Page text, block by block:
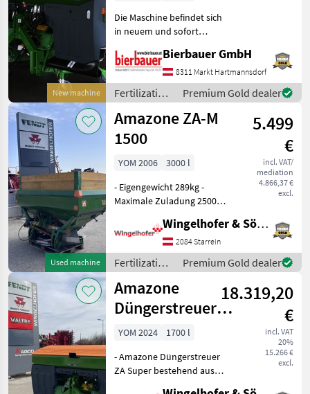
New machine
Die Maschine befindet sich
in neuem und sofort
und kann nach
telefonischer Vereinbarung
gerne vor Ort besichtigt
werden. Neumaschine sofo
Bierbauer GmbH
8311 Markt Hartmannsdorf
Fertilization
and
irrigation
equipment /
Amazone
Premium Gold dealer
Used machine
Amazone ZA-M
1500
5.499
€
incl. VAT/
mediation
4.866,37 €
excl.
YOM 2006
3000 l
- Eigengewicht 289kg -
Maximale Zuladung 2500kg
Streuscheiben OM 18-24 /
zusätzlicher
Streuschaufelsatz OM 10-16
- Grenzstreueinrich
Wingelhofer & Söhne GmbH
2084 Starrein
Fertilization
and
irrigation
equipment /
Amazone
Premium Gold dealer
Amazone
Düngerstreuer
ZA-V 1700 Super
18.319,20
€
incl. VAT
20%
15.266 €
excl.
YOM 2024
1700 l
- Amazone Düngerstreuer
ZA Super bestehend aus